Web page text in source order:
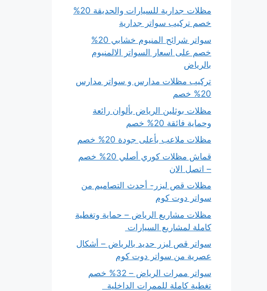
مظلات جدارية للسيارات والحديقة 20%
خصم تركيب سواتر جدارية
سواتر شرائح المنيوم خشابي 20%
خصم على اسعار السواتر الالمنيوم
بالرياض
تركيب مظلات مدارس و سواتر مدارس
20% خصم
مظلات بوثلين الرياض بألوان رائعة
وحماية فائقة 20% خصم
مظلات ملاعب بأعلى جودة 20% خصم
قماش مظلات كوري أصلي 20% خصم
– اتصل الان
مظلات قص ليزر- أحدث التصاميم من
سواتر دوت كوم
مظلات مشاريع الرياض – حماية وتغطية
كاملة لمشاريع السيارات
سواتر قص ليزر حديد بالرياض – أشكال
عصرية من سواتر دوت كوم
سواتر ممرات الرياض – 32% خصم
تغطية كاملة للممرات الداخلية